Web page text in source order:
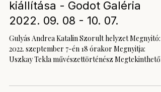
Gulyás Andrea Katalin
kiállítása - Godot Galéria
2022. 09. 08 - 10. 07.
Gulyás Andrea Katalin Szorult helyzet Megnyitó:
2022. szeptember 7-én 18 órakor Megnyitja: